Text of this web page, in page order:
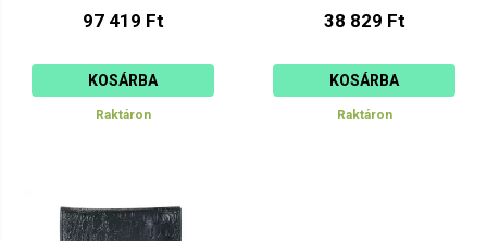
97 419 Ft
KOSÁRBA
Raktáron
38 829 Ft
KOSÁRBA
Raktáron